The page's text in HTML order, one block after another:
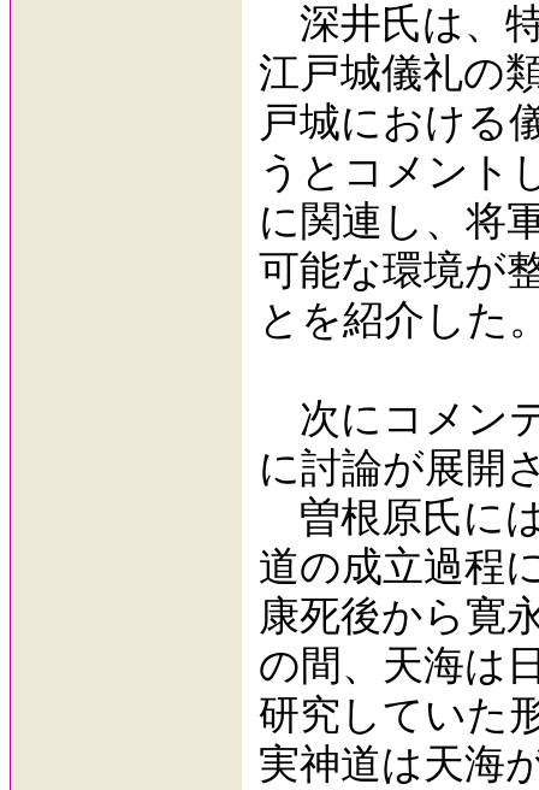
深井氏は、
江戸城儀礼の
戸城における
うとコメント
に関連し、将
可能な環境が
とを紹介した
次にコメン
に討論が展開
曽根原氏に
道の成立過程
康死後から寛
の間、天海は
研究していた
実神道は天海